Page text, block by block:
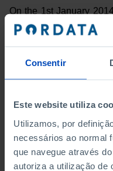
Consentir
Este website utiliza
Utilizamos, por
necessários ao normal
que navegue através
autoriza a utilização de
On the 1st January
The eurozone now
means it is possible to
of the EU28 without
To know more about
countries, check
PORDATA IS A PROJECT OF